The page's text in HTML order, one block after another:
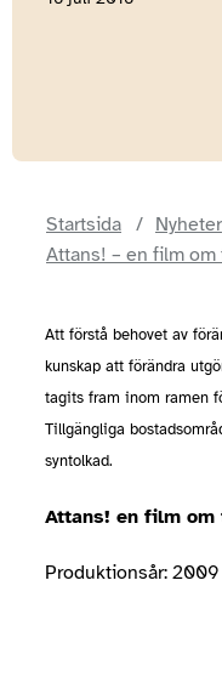
Startsida
Nyheter
Attans! – en film
Att förstå behovet av
kunskap att förändra
tagits fram inom ramen
Tillgängliga
syntolkad.
Attans! en film
Produktionsår: 2009